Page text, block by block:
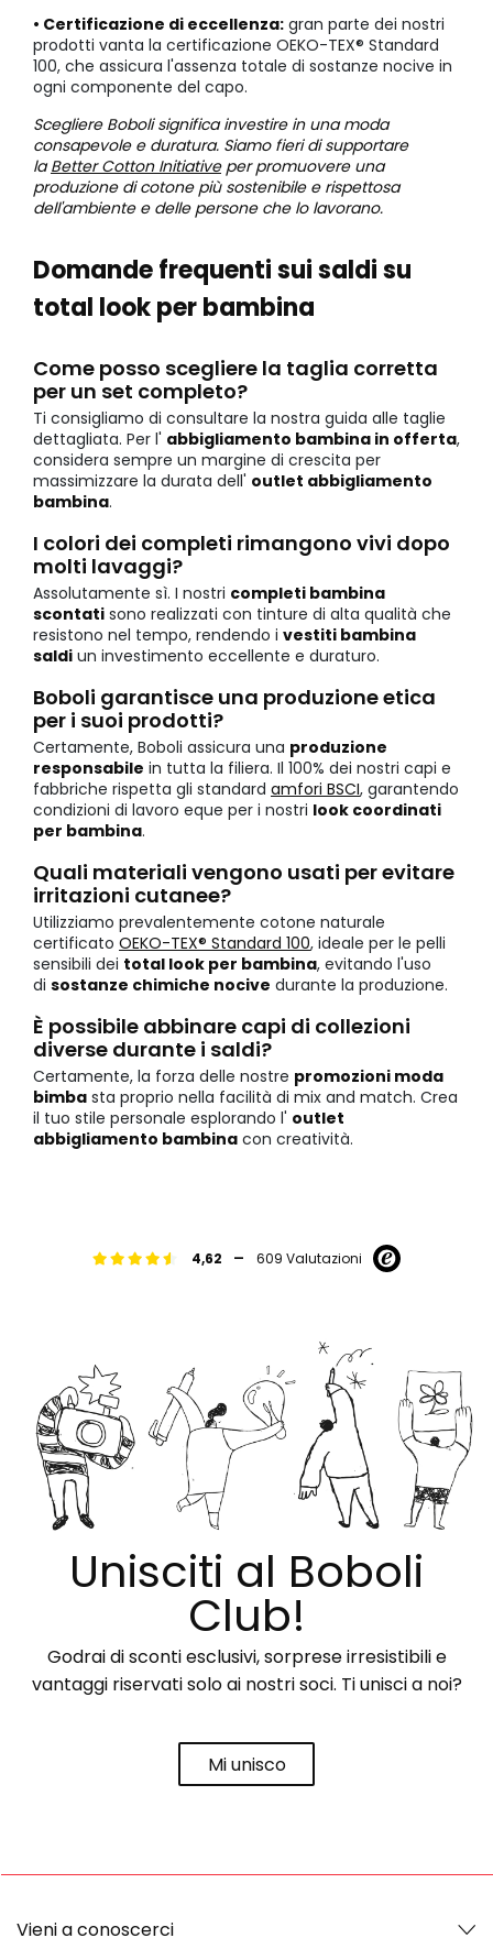
• Certificazione di eccellenza: gran parte dei nostri
prodotti vanta la certificazione OEKO-TEX® Standard
100, che assicura l'assenza totale di sostanze nocive in
ogni componente del capo.
Scegliere Boboli significa investire in una moda
consapevole e duratura. Siamo fieri di supportare
laBetter Cotton Initiativeper promuovere una
produzione di cotone più sostenibile e rispettosa
dell'ambiente e delle persone che lo lavorano.
Domande frequenti sui saldi su
total look per bambina
Come posso scegliere la taglia corretta
per un set completo?
Ti consigliamo di consultare la nostra guida alle taglie
dettagliata. Per l' abbigliamento bambina in offerta,
considera sempre un margine di crescita per
massimizzare la durata dell' outlet abbigliamento
bambina.
I colori dei completi rimangono vivi dopo
molti lavaggi?
Assolutamente sì. I nostri completi bambina
scontati sono realizzati con tinture di alta qualità che
resistono nel tempo, rendendo i vestiti bambina
saldi un investimento eccellente e duraturo.
Boboli garantisce una produzione etica
per i suoi prodotti?
Certamente, Boboli assicura una produzione
responsabile in tutta la filiera. Il 100% dei nostri capi e
fabbriche rispetta gli standard amfori BSCI, garantendo
condizioni di lavoro eque per i nostri look coordinati
per bambina.
Quali materiali vengono usati per evitare
irritazioni cutanee?
Utilizziamo prevalentemente cotone naturale
certificato OEKO-TEX® Standard 100, ideale per le pelli
sensibili dei total look per bambina, evitando l'uso
di sostanze chimiche nocive durante la produzione.
È possibile abbinare capi di collezioni
diverse durante i saldi?
Certamente, la forza delle nostre promozioni moda
bimba sta proprio nella facilità di mix and match. Crea
il tuo stile personale esplorando l' outlet
abbigliamento bambina con creatività.
4,62 - 609 Valutazioni
Unisciti al Boboli
Club!
Godrai di sconti esclusivi, sorprese irresistibili e
vantaggi riservati solo ai nostri soci. Ti unisci a noi?
Mi unisco
Vieni a conoscerci